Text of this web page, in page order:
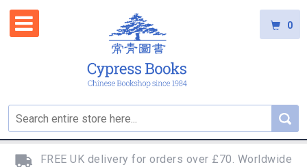
0
FREE UK delivery for orders over £70. Worldwide